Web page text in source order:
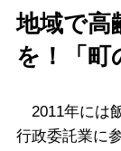
地域で高
を！「町
2011年には
行政委託業に